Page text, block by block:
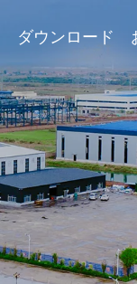
ダウンロード